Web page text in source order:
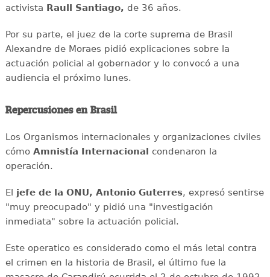
activista Raull Santiago, de 36 años.
Por su parte, el juez de la corte suprema de Brasil
Alexandre de Moraes pidió explicaciones sobre la
actuación policial al gobernador y lo convocó a una
audiencia el próximo lunes.
Repercusiones en Brasil
Los Organismos internacionales y organizaciones civiles
cómoAmnistía Internacional condenaron la
operación.
El jefe de la ONU, Antonio Guterres, expresó sentirse
"muy preocupado" y pidió una "investigación
inmediata" sobre la actuación policial.
Este operatico es considerado como el más letal contra
el crimen en la historia de Brasil, el último fue la